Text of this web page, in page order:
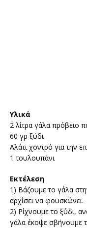
Υλικά
2 λίτρα γάλα πρόβειο
60 γρ ξύδι
Αλάτι χοντρό για την
1 τουλουπάνι
Εκτέλεση
1) Βάζουμε το γάλα
αρχίσει να φουσκώνει.
2) Ρίχνουμε το ξύδι,
γάλα έκοψε σβήνουμε